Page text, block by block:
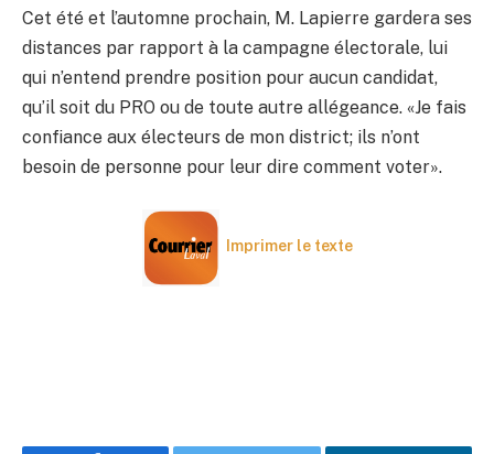
Cet été et l’automne prochain, M. Lapierre gardera ses
distances par rapport à la campagne électorale, lui
qui n’entend prendre position pour aucun candidat,
qu’il soit du PRO ou de toute autre allégeance. «Je fais
confiance aux électeurs de mon district; ils n’ont
besoin de personne pour leur dire comment voter».
Imprimer le texte